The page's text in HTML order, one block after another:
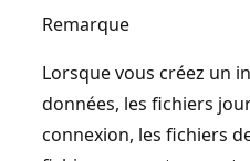
Remarque
Lorsque vous créez un
données, les fichiers
connexion, les fichiers